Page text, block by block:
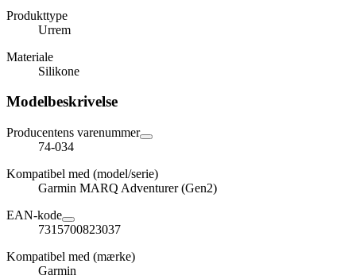
Produkttype
Urrem
Materiale
Silikone
Modelbeskrivelse
Producentens varenummer
74-034
Kompatibel med (model/serie)
Garmin MARQ Adventurer (Gen2)
EAN-kode
7315700823037
Kompatibel med (mærke)
Garmin